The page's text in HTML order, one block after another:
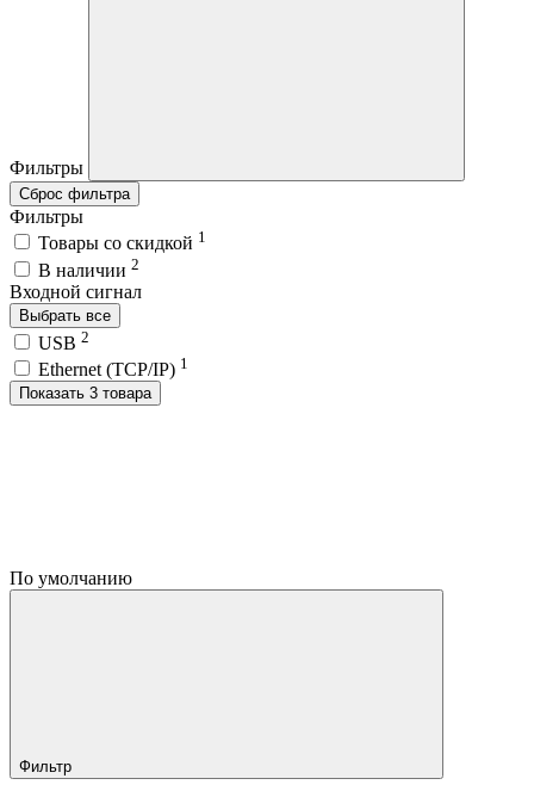
Фильтры
Сброс фильтра
Фильтры
Товары со скидкой 1
В наличии 2
Входной сигнал
Выбрать все
USB 2
Ethernet (TCP/IP) 1
Показать 3 товара
По умолчанию
Фильтр